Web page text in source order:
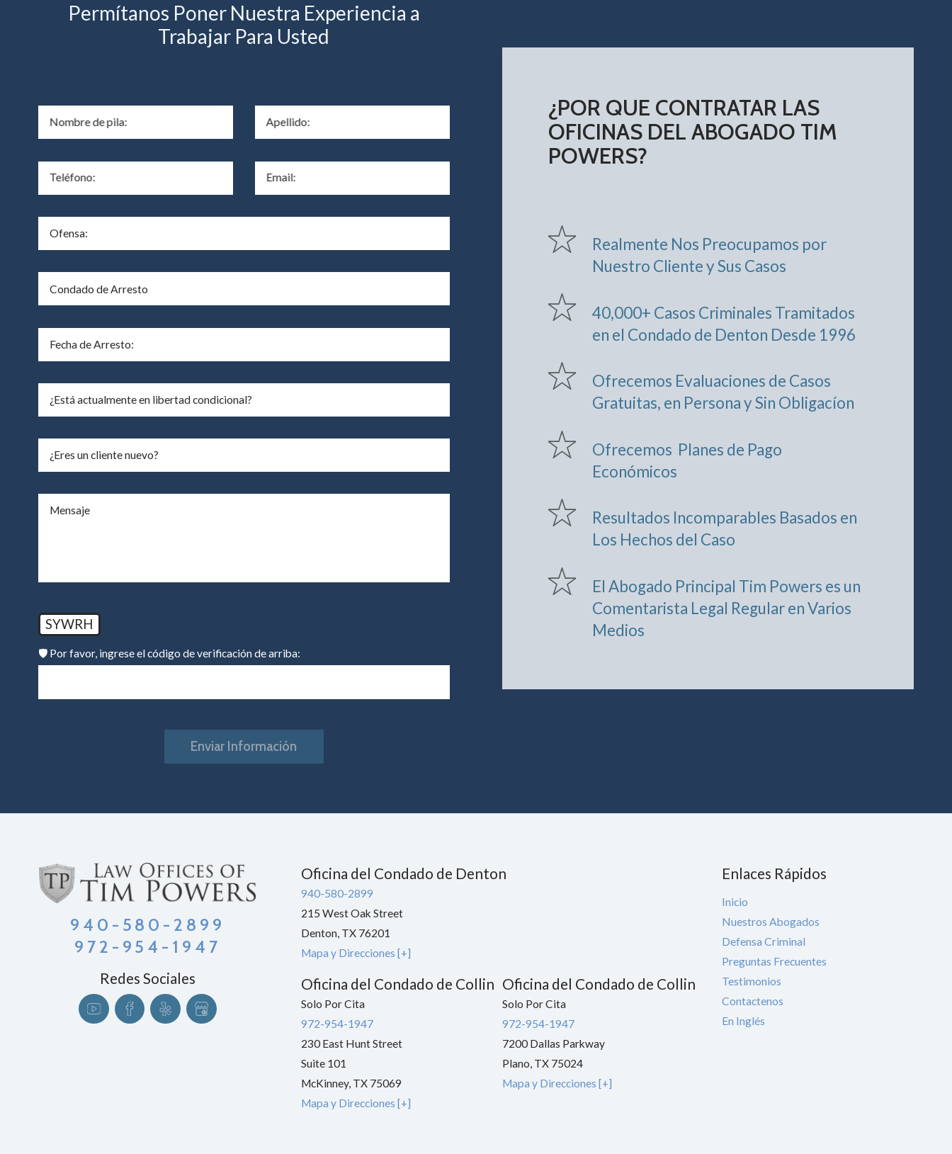
¿POR QUE CONTRATAR LAS
OFICINAS DEL ABOGADO TIM
POWERS?
Realmente Nos Preocupamos por
Nuestro Cliente y Sus Casos
40,000+ Casos Criminales Tramitados
en el Condado de Denton Desde 1996
Ofrecemos Evaluaciones de Casos
Gratuitas, en Persona y Sin Obligacíon
Ofrecemos Planes de Pago
Económicos
Resultados Incomparables Basados en
Los Hechos del Caso
El Abogado Principal Tim Powers es un
Comentarista Legal Regular en Varios
Medios
Permítanos Poner Nuestra Experiencia a
Trabajar Para Usted
Nombre de pila: Apellido:
Teléfono: Email:
¿Eres un cliente nuevo?
Mensaje
SYWRH
🛡️ Por favor, ingrese el código de verificación de arriba:
Enviar Información
940-580-2899
972-954-1947
Redes Sociales
Oficina del Condado de Denton
940-580-2899
215 West Oak Street
Denton, TX76201
Mapa y Direcciones [+]
Oficina del Condado de Collin
Solo Por Cita
972-954-1947
230 East Hunt Street
Suite 101
McKinney,TX 75069
Mapa y Direcciones [+]
Oficina del Condado de Collin
Solo Por Cita
972-954-1947
7200 Dallas Parkway
Plano, TX 75024
Mapa y Direcciones [+]
Enlaces Rápidos
Inicio
Nuestros Abogados
Defensa Criminal
Preguntas Frecuentes
Testimonios
Contactenos
En Inglés